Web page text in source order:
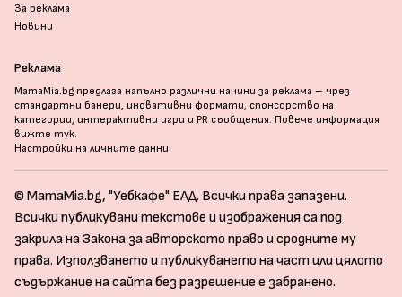
За реклама
Новини
Реклама
MamaMia.bg предлага напълно различни начини за реклама – чрез
стандартни банери, иновативни формати, спонсорство на
категории, интерактивни игри и PR съобщения. Повече информация
вижте тук.
Настройки на личните данни
© MamaMia.bg, "Уебкафе" ЕАД. Всички права запазени.
Всички публикувани текстове и изображения са под
закрила на Закона за авторското право и сродните му
права. Използването и публикуването на част или цялото
съдържание на сайта без разрешение е забранено.